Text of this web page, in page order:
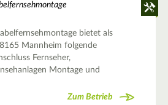
bietet als
Mannheim folgende
Fernseher,
Montage und
Zum Betrieb